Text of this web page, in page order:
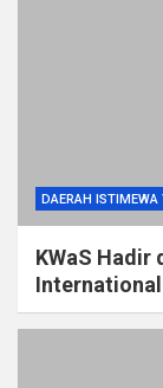
DAERAH ISTIMEWA
KWaS Hadir